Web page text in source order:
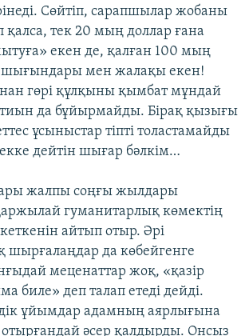
Сөйтіп, сарапшылар жобаны
қалса, тек 20 мың доллар ғана
екен де, қалған 100 мың
мен жалақы екен!
гөрі құлқыны қымбат мұндай
да бұйырмайды. Бірақ қызығы
ұсыныстар тіпті толастамайды
дейтін шығар бәлкім…
жалпы соңғы жылдары
гуманитарлық көмектің
айтып отыр. Әрі
шырғалаңдар да көбейгенге
меценаттар жоқ, «қазір
биле» деп талап етеді дейді.
ұйымдар адамның аярлығына
отырғандай әсер қалдырды. Онсыз